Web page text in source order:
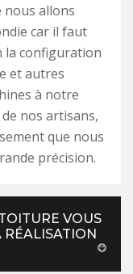
nous allons
car il faut
la configuration
et autres
à notre
nos artisans,
que nous
précision.
VOUS